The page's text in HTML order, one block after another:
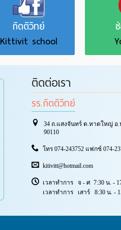
กิตติวิทย์
Kittivit school
ติดต่อเรา
รร.กิตติวิทย์
34 ถ.แสงจันทร์ ต.หาดใหญ่ อ
90110
โทร 074-243752 แฟกซ์ 074-
kitivitt@hotmail.com
เวลาทำการ จ - ศ 7:30 น. -
เวลาทำการ เสาร์ 8:30 น. -